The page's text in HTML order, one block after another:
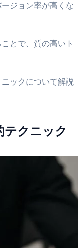
ジョン率が高くな
とで、質の高いト
ックについて解説
テクニック